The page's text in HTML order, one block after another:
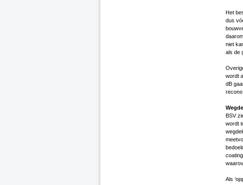
Het
dus
niet
als de
wordt
dB
BSV
wordt
Als